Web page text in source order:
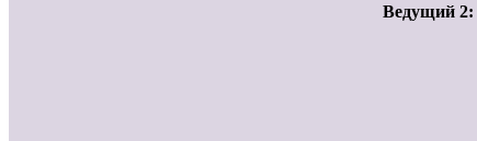
Ведущий 2: